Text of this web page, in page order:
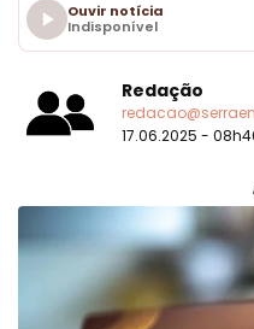
Ouvir notícia
Indisponível
Redação
17.06.2025 -